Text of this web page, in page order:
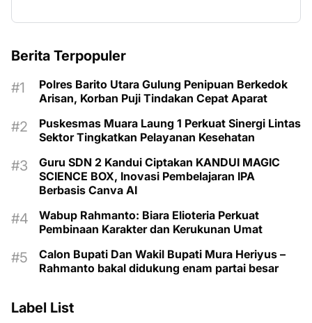
Berita Terpopuler
Polres Barito Utara Gulung Penipuan Berkedok
Arisan, Korban Puji Tindakan Cepat Aparat
Puskesmas Muara Laung 1 Perkuat Sinergi Lintas
Sektor Tingkatkan Pelayanan Kesehatan
Guru SDN 2 Kandui Ciptakan KANDUI MAGIC
SCIENCE BOX, Inovasi Pembelajaran IPA
Berbasis Canva AI
Wabup Rahmanto: Biara Elioteria Perkuat
Pembinaan Karakter dan Kerukunan Umat
Calon Bupati Dan Wakil Bupati Mura Heriyus –
Rahmanto bakal didukung enam partai besar
Label List